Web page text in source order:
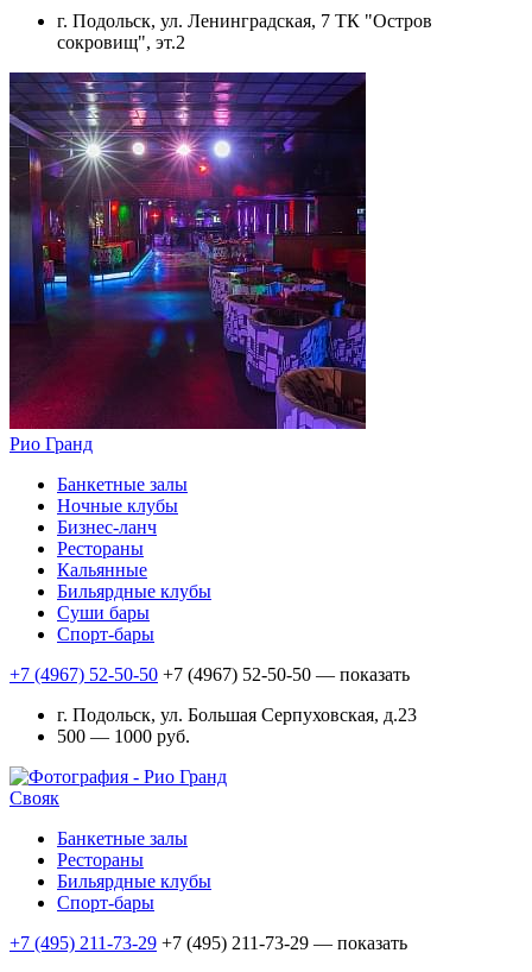
г. Подольск, ул. Ленинградская, 7 ТК "Остров
сокровищ", эт.2
Рио Гранд
Банкетные залы
Ночные клубы
Бизнес-ланч
Рестораны
Кальянные
Бильярдные клубы
Суши бары
Спорт-бары
+7 (4967) 52-50-50 +7 (4967) 52-50-50 — показать
г. Подольск, ул. Большая Серпуховская, д.23
500 — 1000 руб.
Свояк
Банкетные залы
Рестораны
Бильярдные клубы
Спорт-бары
+7 (495) 211-73-29 +7 (495) 211-73-29 — показать